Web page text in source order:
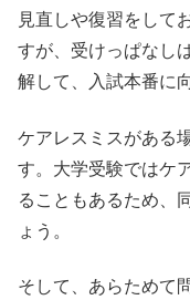
見直しや復習をして
すが、受けっぱなし
解して、入試本番に
ケアレスミスがある
す。大学受験ではケ
ることもあるため、
ょう。
そして、あらためて